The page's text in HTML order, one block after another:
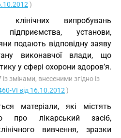
)
випробувань
підприємства, установи,
подають відповідну заяву
виконавчої влади, що
у сфері охорони здоров’я.
змінами, внесеними згідно із
VI від 16.10.2012 )
матеріали, які містять
про лікарський засіб,
вивчення, зразки